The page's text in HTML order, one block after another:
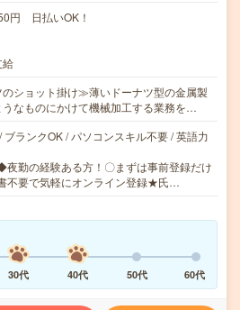
円 日払いOK！
給
ショット掛け≫薄いドーナツ型の金属製
なものにかけて機械加工する業務を…
ブランクOK / パソコンスキル不要 / 英語力
勤の経験ある方！〇まずは事前登録だけ
不要で気軽にオンライン登録★氏…
30代 40代 50代 60代